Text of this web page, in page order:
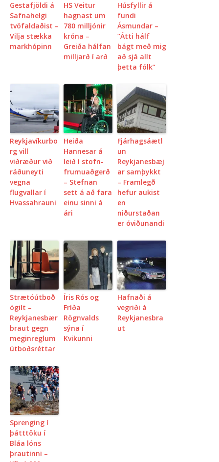
Gestafjöldi á
Safnahelgi
tvöfaldaðist –
Vilja stækka
markhópinn
HS Veitur
hagnast um
780 milljónir
króna –
Greiða hálfan
milljarð í arð
Húsfyllir á
fundi
Ásmundar –
“Átti hálf
bágt með mig
að sjá allt
þetta fólk”
Reykjavíkurbo
rg vill
viðræður við
ráðuneyti
vegna
flugvallar í
Hvassahrauni
Heiða
Hannesar á
leið í stofn-
frumuaðgerð
– Stefnan
sett á að fara
einu sinni á
ári
Fjárhagsáætl
un
Reykjanesbæj
ar samþykkt
– Framlegð
hefur aukist
en
niðurstaðan
er óviðunandi
Strætóútboð
ógilt –
Reykjanesbær
braut gegn
meginreglum
útboðsréttar
Íris Rós og
Fríða
Rögnvalds
sýna í
Kvikunni
Hafnaði á
vegriði á
Reykjanesbra
ut
Sprenging í
þátttöku í
Bláa lóns
þrautinni –